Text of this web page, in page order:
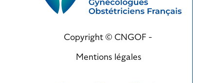
Copyright © CNGOF -
Mentions légales